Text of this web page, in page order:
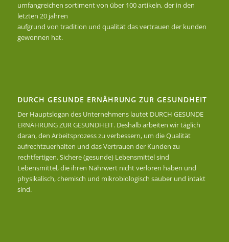
umfangreichen sortiment von über 100 artikeln, der in den
letzten 20 jahren
aufgrund von tradition und qualität das vertrauen der kunden
gewonnen hat.
DURCH GESUNDE ERNÄHRUNG ZUR GESUNDHEIT
Der Hauptslogan des Unternehmens lautet DURCH GESUNDE
ERNÄHRUNG ZUR GESUNDHEIT. Deshalb arbeiten wir täglich
daran, den Arbeitsprozess zu verbessern, um die Qualität
aufrechtzuerhalten und das Vertrauen der Kunden zu
rechtfertigen. Sichere (gesunde) Lebensmittel sind
Lebensmittel, die ihren Nährwert nicht verloren haben und
physikalisch, chemisch und mikrobiologisch sauber und intakt
sind.